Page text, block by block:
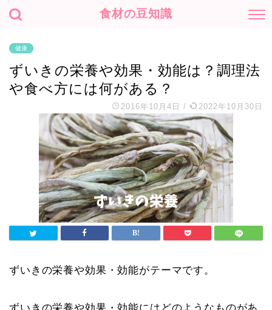
食材の豆知識
健康
ずいきの栄養や効果・効能は？調理法
や食べ方には何がある？
2016年10月4日 / 2022年10月30日
ずいきの栄養や効果・効能がテーマです。